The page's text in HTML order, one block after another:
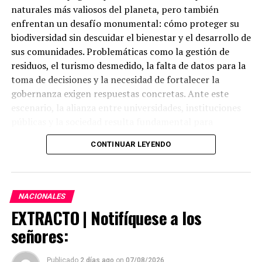
naturales más valiosos del planeta, pero también
enfrentan un desafío monumental: cómo proteger su
biodiversidad sin descuidar el bienestar y el desarrollo de
sus comunidades. Problemáticas como la gestión de
residuos, el turismo desmedido, la falta de datos para la
toma de decisiones y la necesidad de fortalecer la
gobernanza exigen respuestas concretas. Ante este
escenario, la alianza entre universidades, instituciones
construir soluciones sostenibles y de largo plazo.
trascender las aulas y convertirse en un motor de
cambio. Con ese propósito, la Universidad Técnica
Particular de Loja (UTPL) presentó, el 30 de julio, en
Quito, la segunda edición delSummer School
Galápagos 2027: Co-creando el modelo de gestión
territorial inteligente de destinos
alcance internacional reunirá a estudiantes y
CONTINUAR LEYENDO
NACIONALES
EXTRACTO | Notifíquese a los
señores:
Publicado 2 días ago on 07/08/2026